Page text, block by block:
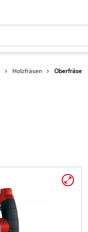
Holzfräsen Oberfräse